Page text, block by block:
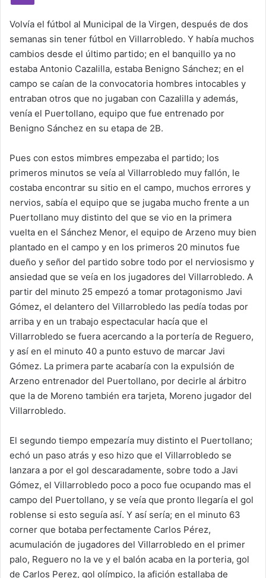
Volvía el fútbol al Municipal de la Virgen, después de dos
semanas sin tener fútbol en Villarrobledo. Y había muchos
cambios desde el último partido; en el banquillo ya no
estaba Antonio Cazalilla, estaba Benigno Sánchez; en el
campo se caían de la convocatoria hombres intocables y
entraban otros que no jugaban con Cazalilla y además,
venía el Puertollano, equipo que fue entrenado por
Benigno Sánchez en su etapa de 2B.
Pues con estos mimbres empezaba el partido; los
primeros minutos se veía al Villarrobledo muy fallón, le
costaba encontrar su sitio en el campo, muchos errores y
nervios, sabía el equipo que se jugaba mucho frente a un
Puertollano muy distinto del que se vio en la primera
vuelta en el Sánchez Menor, el equipo de Arzeno muy bien
plantado en el campo y en los primeros 20 minutos fue
dueño y señor del partido sobre todo por el nerviosismo y
ansiedad que se veía en los jugadores del Villarrobledo. A
partir del minuto 25 empezó a tomar protagonismo Javi
Gómez, el delantero del Villarrobledo las pedía todas por
arriba y en un trabajo espectacular hacía que el
Villarrobledo se fuera acercando a la portería de Reguero,
y así en el minuto 40 a punto estuvo de marcar Javi
Gómez. La primera parte acabaría con la expulsión de
Arzeno entrenador del Puertollano, por decirle al árbitro
que la de Moreno también era tarjeta, Moreno jugador del
Villarrobledo.
El segundo tiempo empezaría muy distinto el Puertollano;
echó un paso atrás y eso hizo que el Villarrobledo se
lanzara a por el gol descaradamente, sobre todo a Javi
Gómez, el Villarrobledo poco a poco fue ocupando mas el
campo del Puertollano, y se veía que pronto llegaría el gol
roblense si esto seguía así. Y así sería; en el minuto 63
corner que botaba perfectamente Carlos Pérez,
acumulación de jugadores del Villarrobledo en el primer
palo, Reguero no la ve y el balón acaba en la porteria, gol
de Carlos Perez, gol olímpico, la afición estallaba de